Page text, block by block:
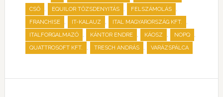
CSŐ , EQUILOR TŐZSDENYITÁS , FELSZÁMOLÁS ,
FRANCHISE , IT-KALAUZ , ITAL MAGYARORSZÁG KFT. ,
ITALFORGALMAZÓ , KÁNTOR ENDRE , KÁOSZ , NOPQ ,
QUATTROSOFT KFT. , TRESCH ANDRÁS , VARÁZSPÁLCA